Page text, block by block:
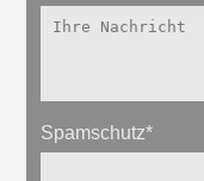
Spamschutz*